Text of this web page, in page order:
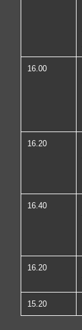
16.00
16.20
16.40
16.20
15.20